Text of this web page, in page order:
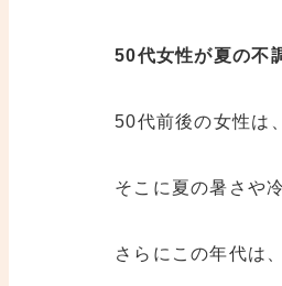
50代女性が夏の不
50代前後の女性は
そこに夏の暑さや
さらにこの年代は、